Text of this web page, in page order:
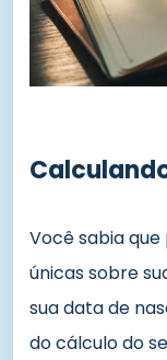
Você sabia
únicas sobre
sua data de
do cálculo do